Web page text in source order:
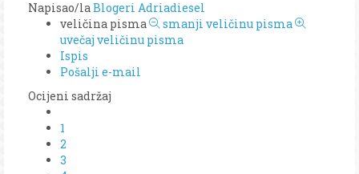
Napisao/la Blogeri Adriadiesel
veličina pisma
smanji veličinu pisma
uvečaj veličinu pisma
Ispis
Pošalji e-mail
Ocijeni sadržaj
1
2
3